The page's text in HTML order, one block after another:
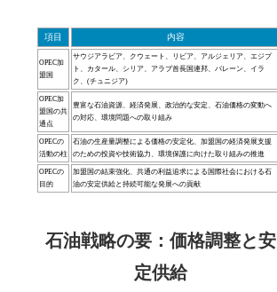
項目 内容
OPEC加
盟国
サウジアラビア、クウェート、リビア、アルジェリア、エジプ
ト、カタール、シリア、アラブ首長国連邦、バレーン、イラ
ク、(チュニジア)
OPEC加
盟国の共
通点
豊富な石油資源、経済発展、政治的な安定、石油価格の変動へ
の対応、環境問題への取り組み
OPECの
活動の柱
石油の生産量調整による価格の安定化、加盟国の経済発展支援
のための投資や技術協力、環境保護に向けた取り組みの推進
OPECの
目的
加盟国の結束強化、共通の利益追求による国際社会における石
油の安定供給と持続可能な発展への貢献
石油戦略の要：価格調整と安
定供給